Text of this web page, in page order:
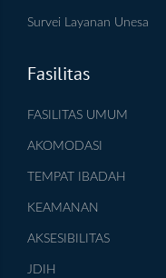
Survei Layanan Unesa
Fasilitas
FASILITAS UMUM
AKOMODASI
TEMPAT IBADAH
KEAMANAN
AKSESIBILITAS
JDIH